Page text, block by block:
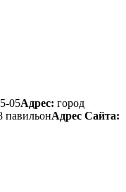
05Адрес: город
павильонАдрес Сайта: